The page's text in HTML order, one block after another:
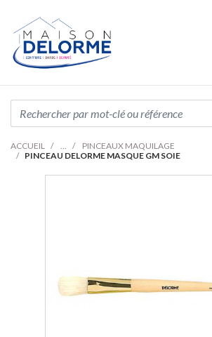
ACCUEIL
PINCEAUX MAQUILAGE
PINCEAU DELORME MASQUE GM SOIE